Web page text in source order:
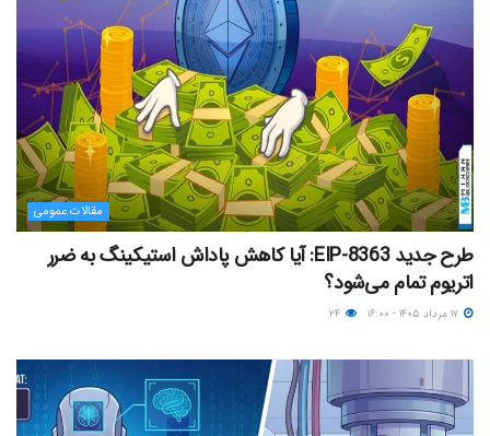
مقالات عمومی
طرح جدید EIP-8363: آیا کاهش پاداش استیکینگ به ضرر
اتریوم تمام می‌شود؟